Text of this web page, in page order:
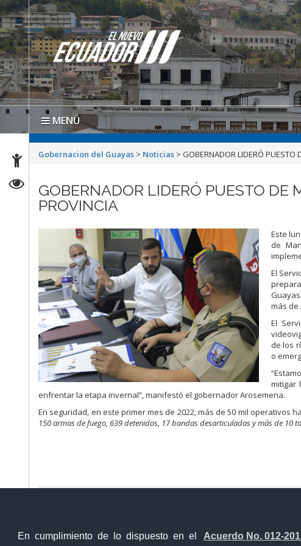
En cumplimiento de lo dispuesto en el Acuerdo No. 012-
MENÚ
Gobernacion del Guayas > Noticias > GOBERNADOR LIDERÓ PUESTO
GOBERNADOR LIDERÓ PUESTO DE
PROVINCIA
Este
de
El
más de
El
de los
o
mitigar
enfrentar la etapa invernal”, manifestó el gobernador Arosemena.
En seguridad, en este primer mes de 2022, más de 50 mil
150 armas de fuego, 639 detenidos, 17 bandas desarticuladas y más de 10